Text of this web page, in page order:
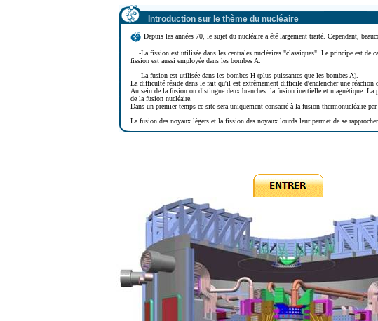
Introduction sur le thème du nucléaire
Depuis les années 70, le sujet du nucléaire a été largement traité. Cependant,
-La fission est utilisée dans les centrales nucléaires "classiques". Le principe est de
fission est aussi employée dans les bombes A.
-La fusion est utilisée dans les bombes H (plus puissantes que les bombes A).
La difficulté réside dans le fait qu'il est extrêmement difficile d'enclencher une
Au sein de la fusion on distingue deux branches: la fusion inertielle et magnétique.
de la fusion nucléaire.
Dans un premier temps ce site sera uniquement consacré à la fusion thermonucléaire
La fusion des noyaux légers et la fission des noyaux lourds leur permet de se